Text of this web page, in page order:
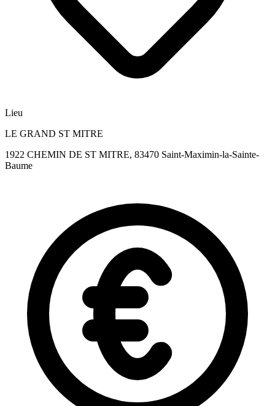
Lieu
LE GRAND ST MITRE
1922 CHEMIN DE ST MITRE, 83470 Saint-Maximin-la-Sainte-
Baume